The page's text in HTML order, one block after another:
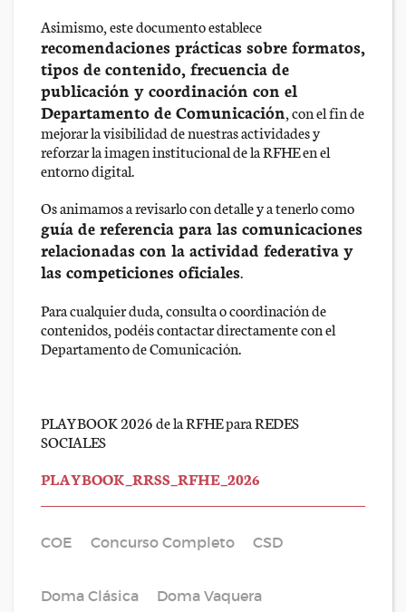
Asimismo, este documento establece
recomendaciones prácticas sobre formatos,
tipos de contenido, frecuencia de
publicación y coordinación con el
Departamento de Comunicación, con el fin de
mejorar la visibilidad de nuestras actividades y
reforzar la imagen institucional de la RFHE en el
entorno digital.
Os animamos a revisarlo con detalle y a tenerlo como
guía de referencia para las comunicaciones
relacionadas con la actividad federativa y
las competiciones oficiales.
Para cualquier duda, consulta o coordinación de
contenidos, podéis contactar directamente con el
Departamento de Comunicación.
PLAYBOOK 2026 de la RFHE para REDES
SOCIALES
PLAYBOOK_RRSS_RFHE_2026
COE Concurso Completo CSD
Doma Clásica Doma Vaquera